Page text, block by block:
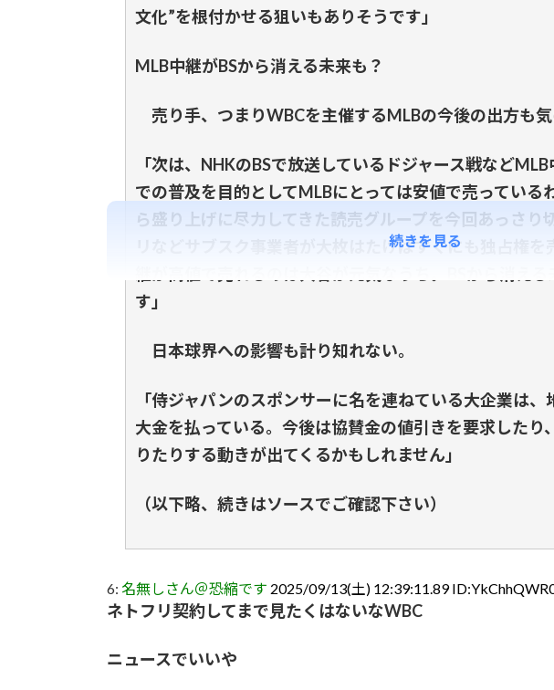
文化”を根付かせる狙いもありそうです」
MLB中継がBSから消える未来も？
売り手、つまりWBCを主催するMLBの今後の出方も気
「次は、NHKのBSで放送しているドジャース戦など
での普及を目的としてMLBにとっては安値で売っている
ら盛り上げに尽力してきた読売グループを今回あっさり
リなどサブスク事業者が大枚はたけばすぐにも独占権を
す」
日本球界への影響も計り知れない。
「侍ジャパンのスポンサーに名を連ねている大企業は
大金を払っている。今後は協賛金の値引きを要求したり
りたりする動きが出てくるかもしれません」
（以下略、続きはソースでご確認下さい）
6: 名無しさん＠恐縮です 2025/09/13(土) 12:39:11.89
ネトフリ契約してまで見たくはないなWBC
ニュースでいいや
続きを見る